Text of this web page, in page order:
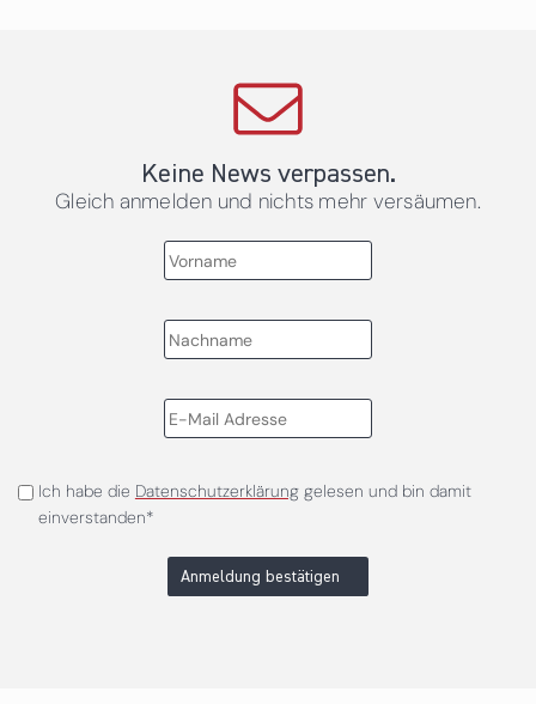
Keine News verpassen.
Gleich anmelden und nichts mehr versäumen.
Ich habe die Datenschutzerklärunggelesen und bin damit
einverstanden*
Anmeldung bestätigen